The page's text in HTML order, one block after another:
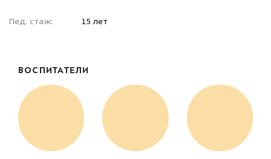
Пед. стаж: 15 лет
ВОСПИТАТЕЛИ